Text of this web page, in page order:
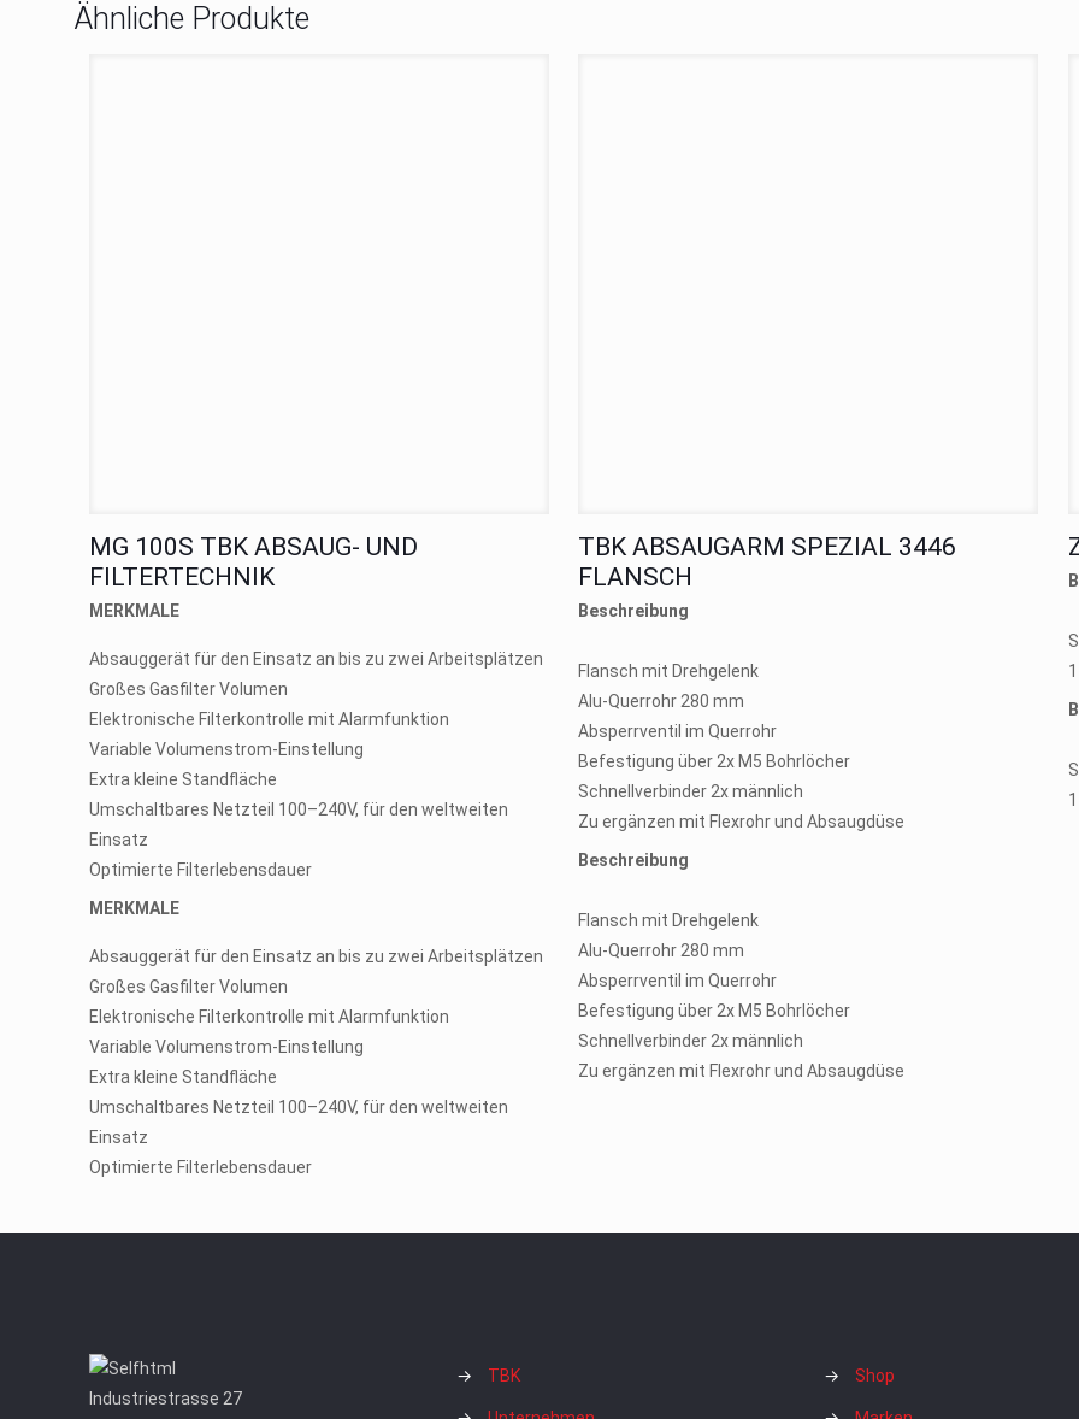
Ähnliche Produkte
MG 100S TBK ABSAUG- UND
FILTERTECHNIK
MERKMALE
Absauggerät für den Einsatz an bis zu zwei Arbeitsplätzen
Großes Gasfilter Volumen
Elektronische Filterkontrolle mit Alarmfunktion
Variable Volumenstrom-Einstellung
Extra kleine Standfläche
Umschaltbares Netzteil 100–240V, für den weltweiten
Einsatz
Optimierte Filterlebensdauer
MERKMALE
Absauggerät für den Einsatz an bis zu zwei Arbeitsplätzen
Großes Gasfilter Volumen
Elektronische Filterkontrolle mit Alarmfunktion
Variable Volumenstrom-Einstellung
Extra kleine Standfläche
Umschaltbares Netzteil 100–240V, für den weltweiten
Einsatz
Optimierte Filterlebensdauer
TBK ABSAUGARM SPEZIAL 3446
FLANSCH
Beschreibung
Flansch mit Drehgelenk
Alu-Querrohr 280 mm
Absperrventil im Querrohr
Befestigung über 2x M5 Bohrlöcher
Schnellverbinder 2x männlich
Zu ergänzen mit Flexrohr und Absaugdüse
Beschreibung
Flansch mit Drehgelenk
Alu-Querrohr 280 mm
Absperrventil im Querrohr
Befestigung über 2x M5 Bohrlöcher
Schnellverbinder 2x männlich
Zu ergänzen mit Flexrohr und Absaugdüse
Industriestrasse 27
→ TBK → Shop